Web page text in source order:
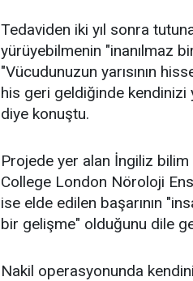
Tedaviden iki yıl sonra
yürüyebilmenin "inanılmaz
"Vücudunuzun yarısının
his geri geldiğinde
diye konuştu.
Projede yer alan İngiliz bilim
College London Nöroloji
ise elde edilen başarının
bir gelişme" olduğunu dile
Nakil operasyonunda